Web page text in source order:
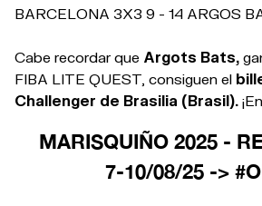
BARCELONA 3X3 9 - 14 ARGOS
Cabe recordar que Argots Bats,
FIBA LITE QUEST, consiguen el
Challenger de Brasilia (Brasil).
MARISQUIÑO 2025 -
7-10/08/25 ->